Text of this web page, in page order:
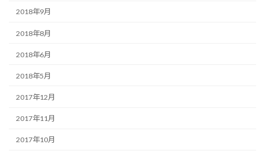
2018年9月
2018年8月
2018年6月
2018年5月
2017年12月
2017年11月
2017年10月